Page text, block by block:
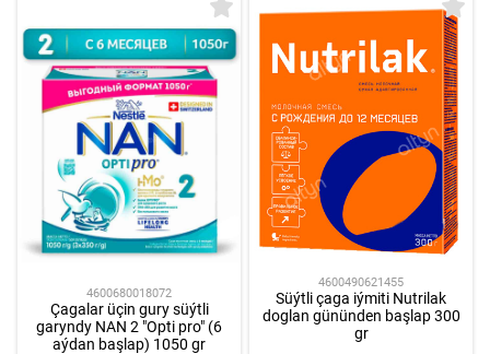
4600680018072
Çagalar üçin gury süýtli
garyndy NAN 2 "Opti pro" (6
aýdan başlap) 1050 gr
4600490621455
Süýtli çaga iýmiti Nutrilak
doglan gününden başlap 300
gr